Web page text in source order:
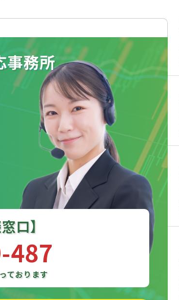
事務所
口】
487
ております